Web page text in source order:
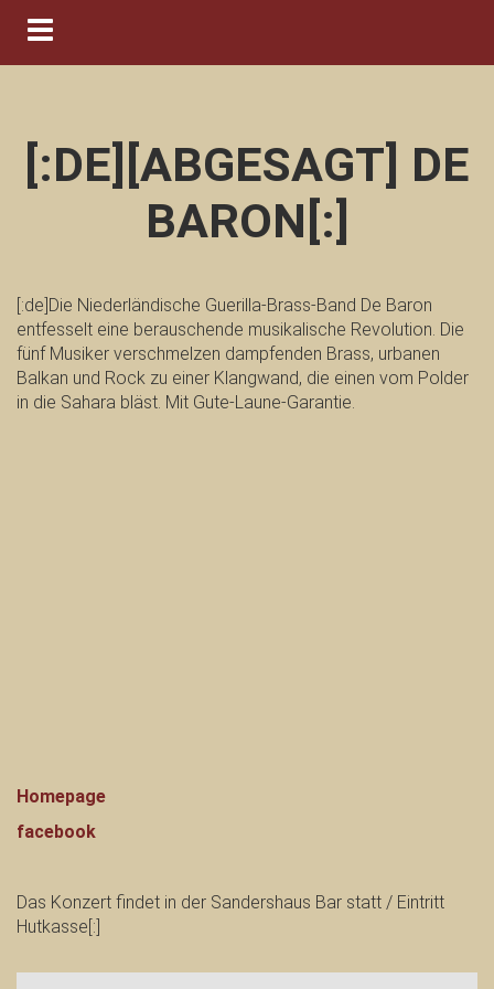
Navigation ein-/ausblenden
[:DE][ABGESAGT] DE
BARON[:]
[:de]Die Niederländische Guerilla-Brass-Band De Baron
entfesselt eine berauschende musikalische Revolution. Die
fünf Musiker verschmelzen dampfenden Brass, urbanen
Balkan und Rock zu einer Klangwand, die einen vom Polder
in die Sahara bläst. Mit Gute-Laune-Garantie.
Homepage
facebook
Das Konzert findet in der Sandershaus Bar statt / Eintritt
Hutkasse[:]